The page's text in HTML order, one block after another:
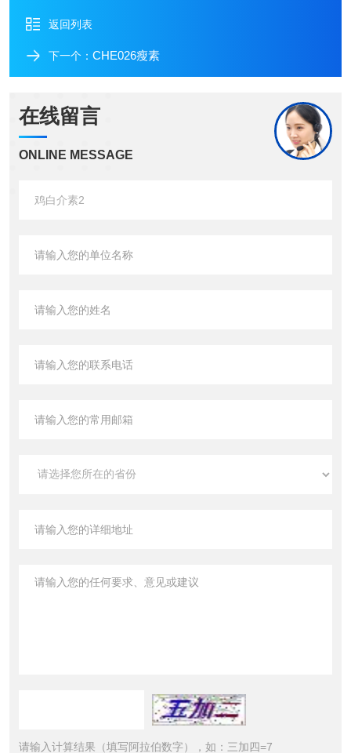
返回列表
下一个： CHE026瘦素
在线留言
ONLINE MESSAGE
请输入计算结果（填写阿拉伯数字），如：三加四=7